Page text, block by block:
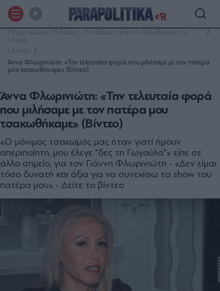
Παραπολιτικά | Ειδήσεις - Οι ειδήσεις από την Ελλάδα και τον
κόσμο
Lifestyle
Άννα Φλωρινιώτη: «Την τελευταία φορά που μιλήσαμε με τον πατέρα
μου τσακωθήκαμε» (Βίντεο)
Άννα Φλωρινιώτη: «Την τελευταία φορά
που μιλήσαμε με τον πατέρα μου
τσακωθήκαμε» (Βίντεο)
«Ο μόνιμος τσακωμός μας ήταν γιατί ήμουν
απεριποίητη, μου έλεγε "δες τη Γωγούλα"» είπε σε
άλλο σημείο, για τον Γιάννη Φλωρινιώτη - «Δεν είμαι
τόσο δυνατή και άξια για να συνεχίσω τα show του
πατέρα μου» - Δείτε το βίντεο